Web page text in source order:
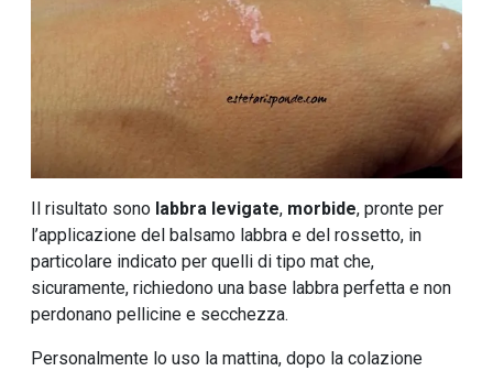
Il risultato sono labbra levigate, morbide, pronte per
l’applicazione del balsamo labbra e del rossetto, in
particolare indicato per quelli di tipo mat che,
sicuramente, richiedono una base labbra perfetta e non
perdonano pellicine e secchezza.
Personalmente lo uso la mattina, dopo la colazione